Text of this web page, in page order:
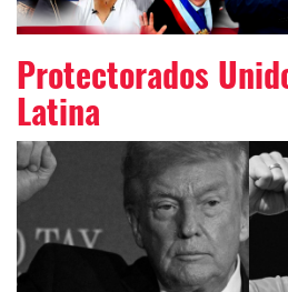
Protectorados
Latina